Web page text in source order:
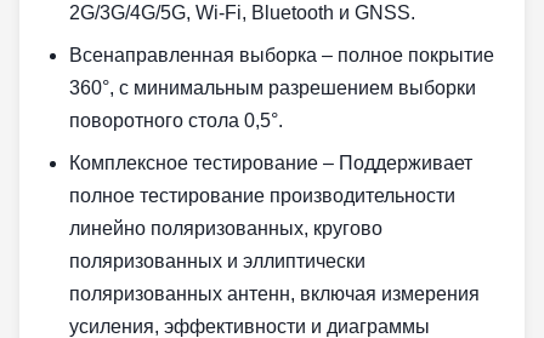
2G/3G/4G/5G, Wi-Fi, Bluetooth и GNSS.
Всенаправленная выборка‌ – полное покрытие
360°, с минимальным разрешением выборки
поворотного стола 0,5°.
Комплексное тестирование‌ – Поддерживает
полное тестирование производительности
линейно поляризованных, кругово
поляризованных и эллиптически
поляризованных антенн, включая измерения
усиления, эффективности и диаграммы